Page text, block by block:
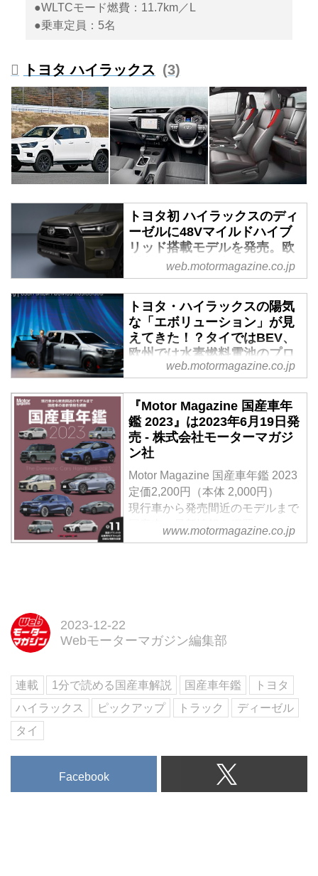
●WLTCモード燃費：11.7km／L
●乗車定員：5名
トヨタ ハイラックス 3
トヨタ初 ハイラックスのディ
ーゼルに48Vマイルドハイブ
リッド搭載モデルを発売。欧
州市場での商品力を強化 -
Webモーターマガジン
トヨタヨーロッパは2023年12月4
日、同社のピックアップトラック
「ハイラックス」に、新たに48V
マイルドハイブリッドシステムを
搭載したモデルを設定。2024年
とを発表した。
web.motormagazine.co.jp
トヨタ・ハイラックスの陽気
な「エボリューション」が見
えてきた！？タイではBEV、
欧州では水素燃料電池のプロ
トを開発中 - Webモーターマ
トヨタのタイ法人「トヨタ・モー
ター・タイランド」は2022年12
月14日、その設立60周年の記念
式典において、ハイラックス
REVOのBEVコンセプトを発表し
た。欧州では12月2日に、水素燃
料電池で走行するハイラックスの
から見えてくるのは、「今後ある
web.motormagazine.co.jp
『Motor Magazine 国産車年
鑑 2023』は2023年6月19日発
売 - 株式会社モーターマガジ
ン社
Motor Magazine 国産車年鑑 2023
定価2,200円（本体 2,000円）
現行車から発売間近のモデルまで
国産車の最新情報を網羅
全11国産ブランドの全乗用モデル
いる全ての国産ブランドのクルマ
日本国内で2023年下半期に発売
される注目モデルの「レクサス
LM」「レクサスLBX」などの詳
www.motormagazine.co.jp
2023-12-22
Webモーターマガジン編集部
連載 1分で読める国産車解説 国産車年鑑
トヨタ
ハイラックス
ピックアップ トラック
ディーゼル
タイ
Facebook